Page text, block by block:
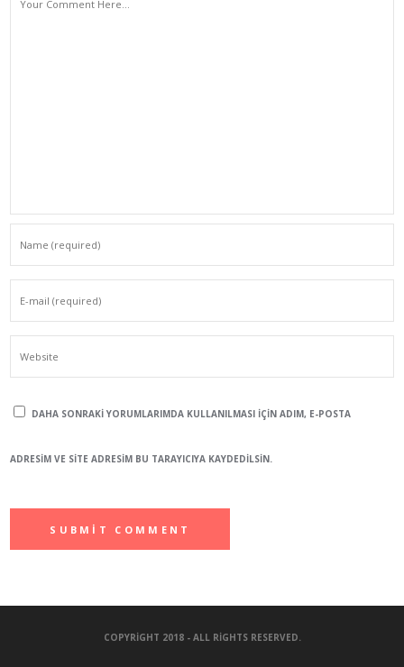
DAHA SONRAKI YORUMLARIMDA KULLANILMASI IÇIN ADIM, E-POSTA
ADRESIM VE SITE ADRESIM BU TARAYICIYA KAYDEDILSIN.
COPYRIGHT 2018 - ALL RIGHTS RESERVED.